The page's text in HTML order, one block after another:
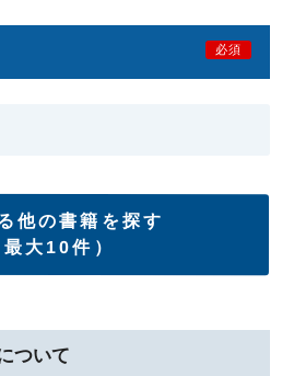
必須
他の書籍を探す
最大10件）
ついて